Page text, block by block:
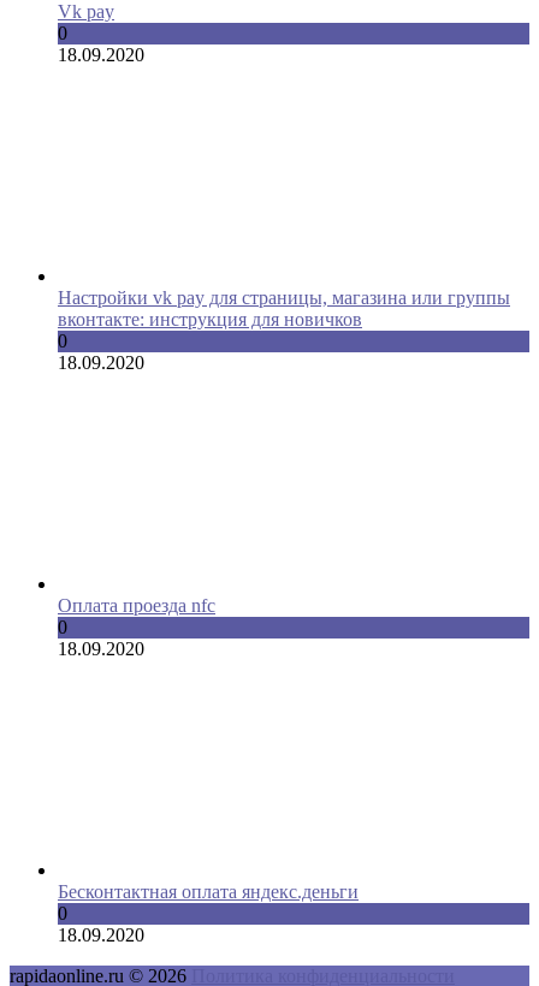
Vk pay
0
18.09.2020
Настройки vk pay для страницы, магазина или группы
вконтакте: инструкция для новичков
0
18.09.2020
Оплата проезда nfc
0
18.09.2020
Бесконтактная оплата яндекс.деньги
0
18.09.2020
rapidaonline.ru © 2026